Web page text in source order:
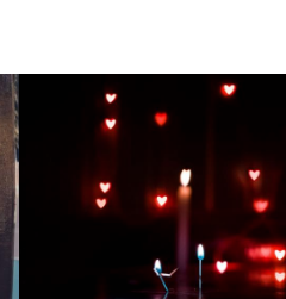
Развитие
магазина "Всё